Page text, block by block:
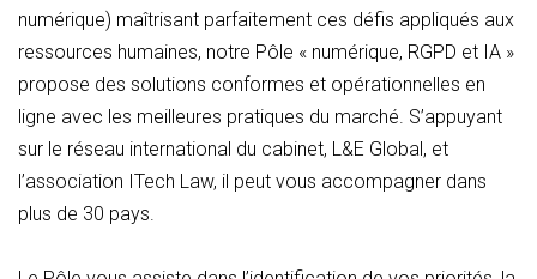
numérique) maîtrisant parfaitement ces défis appliqués aux
ressources humaines, notre Pôle « numérique, RGPD et IA »
propose des solutions conformes et opérationnelles en
ligne avec les meilleures pratiques du marché. S’appuyant
sur le réseau international du cabinet, L&E Global, et
l’association ITech Law, il peut vous accompagner dans
plus de 30 pays.